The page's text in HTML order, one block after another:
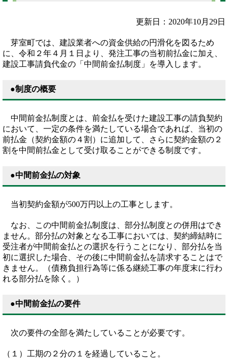
更新日：2020年10月29日
芽室町では、建設業者への資金供給の円滑化を図るため
に、令和２年４月１日より、発注工事の当初前払金に加え、
建設工事請負代金の「中間前金払制度」を導入します。
●制度の概要
中間前金払制度とは、前金払を受けた建設工事の請負契約
において、一定の条件を満たしている場合であれば、当初の
前払金（契約金額の４割）に追加して、さらに契約金額の２
割を中間前払金として受け取ることができる制度です。
●中間前金払の対象
当初契約金額が500万円以上の工事とします。
なお、この中間前金払制度は、部分払制度との併用はでき
ません。部分払の対象となる工事においては、契約締結時に
受注者が中間前金払との選択を行うことになり、部分払を当
初に選択した場合、その後に中間前金払を請求することはで
きません。（債務負担行為等に係る継続工事の年度末に行わ
れる部分払を除く。）
●中間前金払の要件
次の要件の全部を満たしていることが必要です。
（１）工期の２分の１を経過していること。